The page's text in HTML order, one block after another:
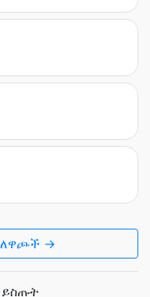
ለዋጮች →
ይስጡት